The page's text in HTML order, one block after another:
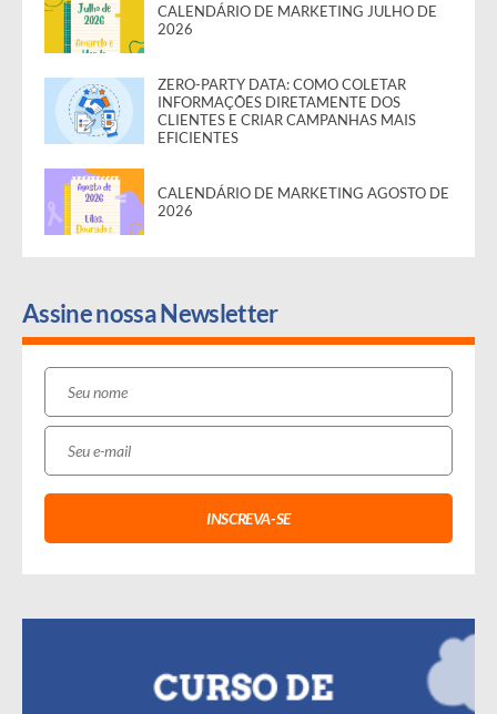
CALENDÁRIO DE MARKETING JULHO DE
2026
ZERO-PARTY DATA: COMO COLETAR
INFORMAÇÕES DIRETAMENTE DOS
CLIENTES E CRIAR CAMPANHAS MAIS
EFICIENTES
CALENDÁRIO DE MARKETING AGOSTO DE
2026
Assine nossa Newsletter